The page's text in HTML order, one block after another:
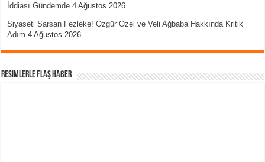
İddiası Gündemde 4 Ağustos 2026
Siyaseti Sarsan Fezleke! Özgür Özel ve Veli Ağbaba Hakkında Kritik
Adım 4 Ağustos 2026
Resimlerle Flaş Haber